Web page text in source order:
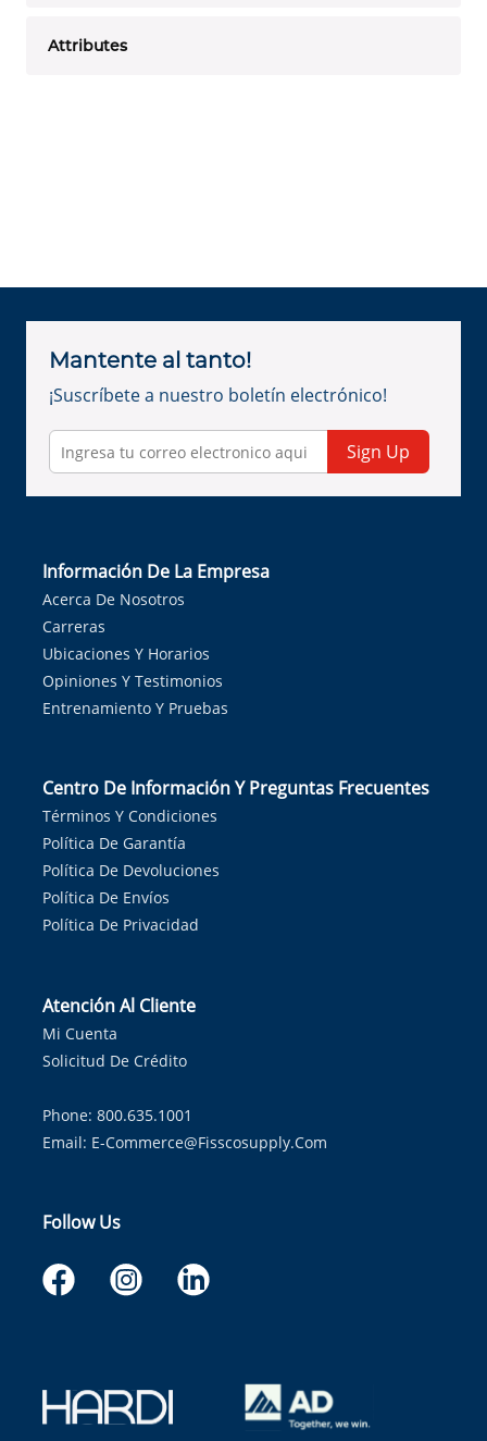
Attributes
Mantente al tanto!
¡Suscríbete a nuestro boletín electrónico!
Sign Up
Información De La Empresa
Acerca De Nosotros
Carreras
Ubicaciones Y Horarios
Opiniones Y Testimonios
Entrenamiento Y Pruebas
Centro De Información Y Preguntas Frecuentes
Términos Y Condiciones
Política De Garantía
Política De Devoluciones
Política De Envíos
Política De Privacidad
Atención Al Cliente
Mi Cuenta
Solicitud De Crédito
Phone: 800.635.1001
Email: E-Commerce@fisscosupply.com
Follow Us